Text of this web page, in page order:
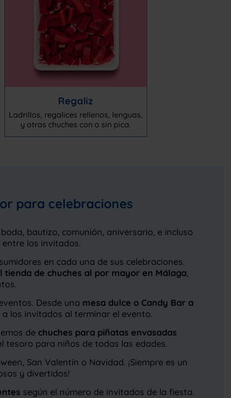
Regaliz
Ladrillos, regalices rellenos, lenguas,
y otras chuches con o sin pica.
para celebraciones
bautizo, comunión, aniversario, e incluso
entre los invitados.
en cada una de sus celebraciones.
tienda de chuches al por mayor en Málaga,
Desde una mesa dulce o Candy Bar a
los invitados al terminar el evento.
de chuches para piñatas envasadas
tesoro para niños de todas las edades.
San Valentín o Navidad. ¡Siempre es un
y divertidos!
según el número de invitados de la fiesta.